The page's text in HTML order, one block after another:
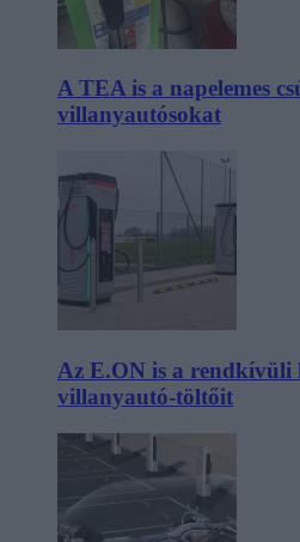
A TEA is a napelemes
villanyautósokat
Az E.ON is a rendkívüli
villanyautó-töltőit